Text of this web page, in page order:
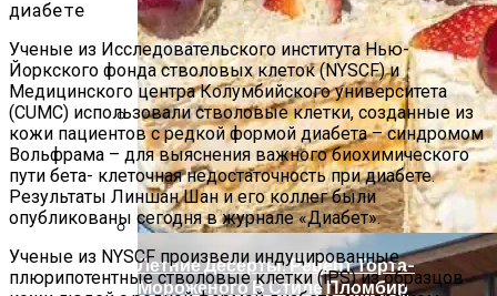
Как Правильно Выбрать Дом Для
Северной Стороны Участка
Летние Десерты: Рецепт Торта-
Мороженого В Стиле Пломбир
Ученые из Исследовательского института Нью-
Йоркского фонда стволовых клеток (NYSCF) и
Медицинского центра Колумбийского университета
(CUMC) использовали стволовые клетки, созданные из
кожи пациентов с редкой формой диабета – синдромом
Вольфрама – для выяснения важного биохимического
пути бета- клеточная недостаточность при диабете.
Результаты Линшан Шан и его коллег были
опубликованы сегодня в журнале «Диабет».
Ученые из NYSCF произвели индуцированные
плюрипотентные стволовые клетки (iPS) из образцов